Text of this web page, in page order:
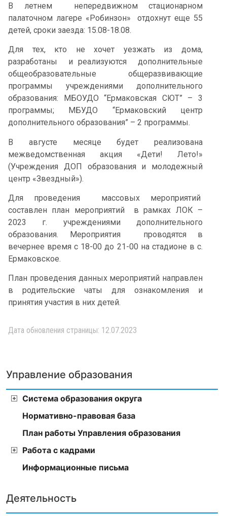
Управление образования
Система образования округа
Нормативно-правовая база
План работы Управления образования
Работа с кадрами
Информационные письма
Деятельность
В летнем непередвижном стационарном
палаточном лагере «Робинзон» отдохнут еще 55
детей, сроки заезда: 15.08-18.08.
Для тех, кто не хочет уезжать из дома,
разработаны и реализуются дополнительные
общеобразовательные общеразвивающие
программы учреждениями дополнительного
образования: МБОУДО “Ермаковская СЮТ” – 3
программы; МБУДО “Ермаковский центр
дополнительного образования” – 2 программы.
В августе месяце будет реализована
межведомственная акция «Дети! Лето!»
(Учреждения ДОП образования и молодежный
центр «Звездный»).
Для проведения массовых мероприятий
составлен план мероприятий в рамках ЛОК –
2023 г. учреждениями дополнительного
образования. Мероприятия проводятся в
вечернее время с 18-00 до 21-00 на стадионе в с.
Ермаковское.
План проведения данных мероприятий направлен
в родительские чаты для ознакомления и
принятия участия в них детей.
Дата обновления страницы: 12.07.2023